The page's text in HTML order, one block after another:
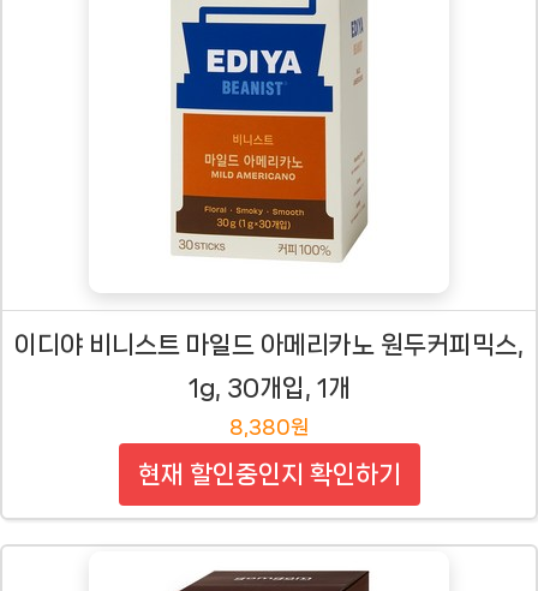
이디야 비니스트 마일드 아메리카노 원두커피믹스,
1g, 30개입, 1개
8,380원
현재 할인중인지 확인하기